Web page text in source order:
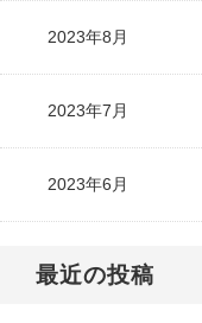
2023年8月
2023年7月
2023年6月
最近の投稿